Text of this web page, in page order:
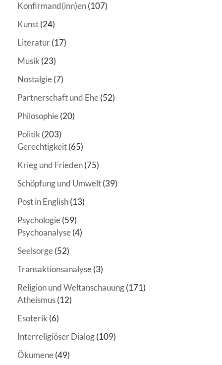
Konfirmand(inn)en(107)
Kunst(24)
Literatur(17)
Musik(23)
Nostalgie(7)
Partnerschaft und Ehe(52)
Philosophie(20)
Politik(203)
Gerechtigkeit(65)
Krieg und Frieden(75)
Schöpfung und Umwelt(39)
Post in English(13)
Psychologie(59)
Psychoanalyse(4)
Seelsorge(52)
Transaktionsanalyse(3)
Religion und Weltanschauung(171)
Atheismus(12)
Esoterik(6)
Interreligiöser Dialog(109)
Ökumene(49)